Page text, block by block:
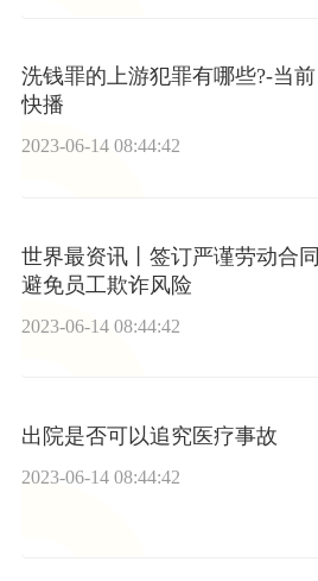
洗钱罪的上游犯罪有哪些?-当前
快播
2023-06-14 08:44:42
世界最资讯丨签订严谨劳动合同
避免员工欺诈风险
2023-06-14 08:44:42
出院是否可以追究医疗事故
2023-06-14 08:44:42